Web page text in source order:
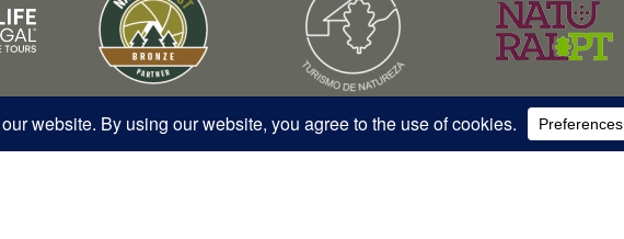
– Wildlife Portugal – Todos os direitos reservados • RNAVT 12577 | RNAAT 369/2025